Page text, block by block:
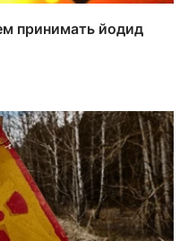
принимать йодид